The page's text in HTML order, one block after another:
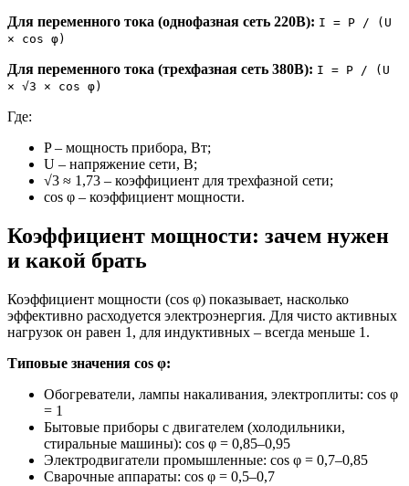
Для переменного тока (однофазная сеть 220В): I = P / (U
× cos φ)
Для переменного тока (трехфазная сеть 380В): I = P / (U
× √3 × cos φ)
Где:
P – мощность прибора, Вт;
U – напряжение сети, В;
√3 ≈ 1,73 – коэффициент для трехфазной сети;
cos φ – коэффициент мощности.
Коэффициент мощности: зачем нужен
и какой брать
Коэффициент мощности (cos φ) показывает, насколько
эффективно расходуется электроэнергия. Для чисто активных
нагрузок он равен 1, для индуктивных – всегда меньше 1.
Типовые значения cos φ:
Обогреватели, лампы накаливания, электроплиты: cos φ
= 1
Бытовые приборы с двигателем (холодильники,
стиральные машины): cos φ = 0,85–0,95
Электродвигатели промышленные: cos φ = 0,7–0,85
Сварочные аппараты: cos φ = 0,5–0,7